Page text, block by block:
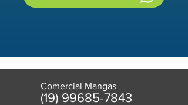
Comercial Mangas
(19) 99685-7843